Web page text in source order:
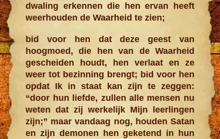
dwaling erkennen die hen ervan heeft
weerhouden de Waarheid te zien;
bid voor hen dat deze geest van
hoogmoed, die hen van de Waarheid
gescheiden houdt, hen verlaat en ze
weer tot bezinning brengt; bid voor hen
opdat Ik in staat kan zijn te zeggen:
“door hun liefde, zullen alle mensen nu
weten dat zij werkelijk Mijn leerlingen
zijn;” maar vandaag nog, houden Satan
en zijn demonen hen geketend in hun